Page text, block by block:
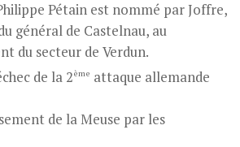
Pétain est nommé par Joffre,
général de Castelnau, au
du secteur de Verdun.
de la 2ème attaque allemande
de la Meuse par les